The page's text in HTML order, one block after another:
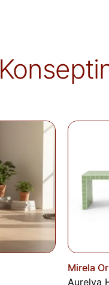
alır.
Mirela
Aurelya